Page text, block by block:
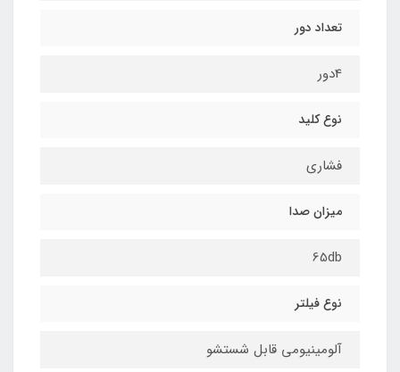
تعداد دور
4دور
نوع کلید
فشاری
میزان صدا
65db
نوع فیلتر
آلومینیومی قابل شستشو